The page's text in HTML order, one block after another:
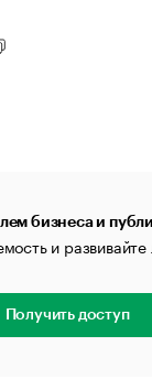
бизнеса и
и
Получить доступ